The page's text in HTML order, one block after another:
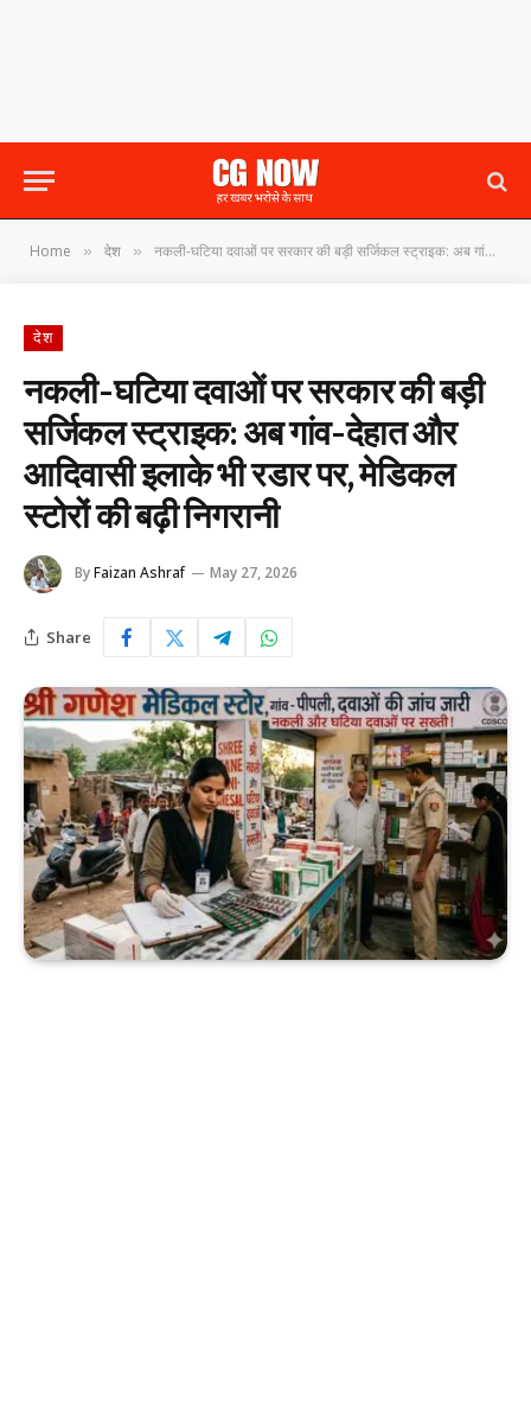
Home » देश » नकली-घटिया दवाओं पर सरकार की बड़ी सर्जिकल स्ट्राइक: अब गांव-देहात और आदिवासी इलाके भी रडार पर, मेडिकल स्टोरों की बढ़ी निगरानी
देश
नकली-घटिया दवाओं पर सरकार की बड़ी
सर्जिकल स्ट्राइक: अब गांव-देहात और
आदिवासी इलाके भी रडार पर, मेडिकल
स्टोरों की बढ़ी निगरानी
ByFaizan Ashraf May 27, 2026
Share